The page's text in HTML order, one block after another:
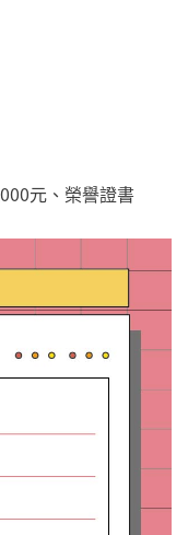
元、榮譽證書